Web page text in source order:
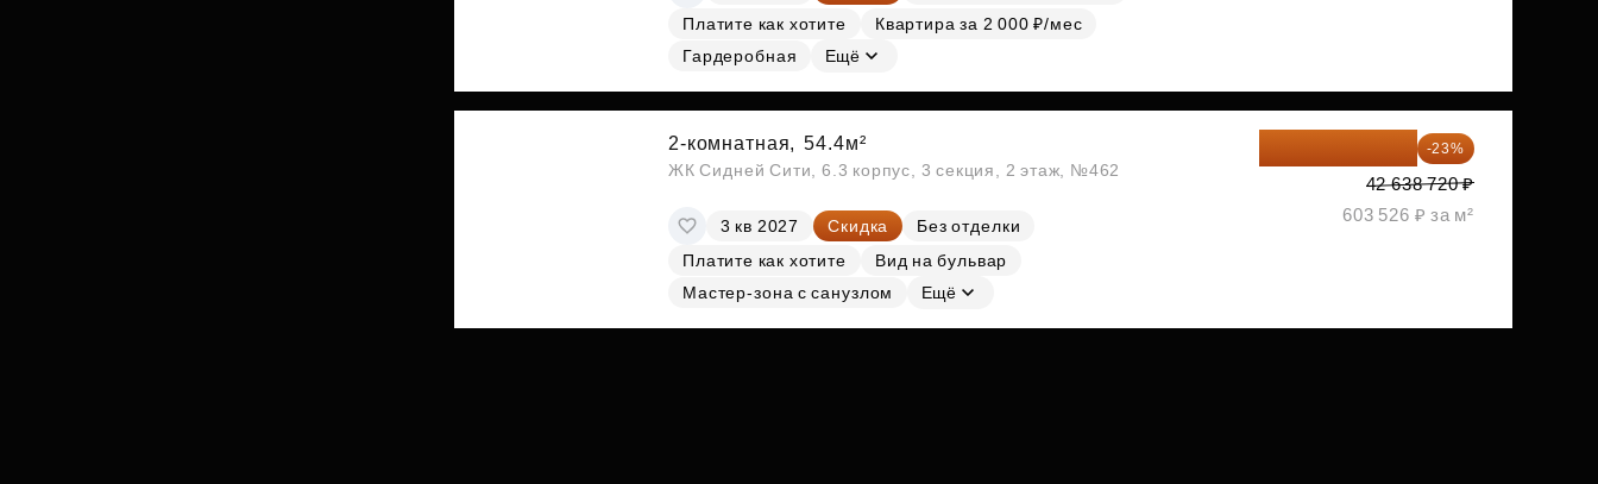
Платите как хотите
Квартира за 2 000 ₽/мес
Гардеробная
Ещё
2-комнатная, 54.4м²
ЖК Сидней Сити, 6.3 корпус, 3 секция, 2 этаж, №462
3 кв 2027 Скидка
Без отделки
Платите как хотите
Вид на бульвар
Мастер-зона с санузлом
Ещё
-23%
42 638 720 ₽
603 526 ₽ за м²